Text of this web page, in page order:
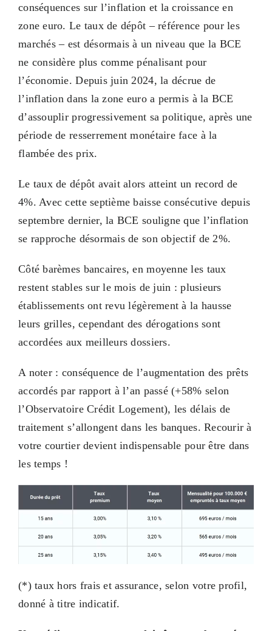
conséquences sur l’inflation et la croissance en
zone euro. Le taux de dépôt – référence pour les
marchés – est désormais à un niveau que la BCE
ne considère plus comme pénalisant pour
l’économie. Depuis juin 2024, la décrue de
l’inflation dans la zone euro a permis à la BCE
d’assouplir progressivement sa politique, après une
période de resserrement monétaire face à la
flambée des prix.
Le taux de dépôt avait alors atteint un record de
4%. Avec cette septième baisse consécutive depuis
septembre dernier, la BCE souligne que l’inflation
se rapproche désormais de son objectif de 2%.
Côté barèmes bancaires, en moyenne les taux
restent stables sur le mois de juin : plusieurs
établissements ont revu légèrement à la hausse
leurs grilles, cependant des dérogations sont
accordées aux meilleurs dossiers.
A noter : conséquence de l’augmentation des prêts
accordés par rapport à l’an passé (+58% selon
l’Observatoire Crédit Logement), les délais de
traitement s’allongent dans les banques. Recourir à
votre courtier devient indispensable pour être dans
les temps !
(*) taux hors frais et assurance, selon votre profil,
donné à titre indicatif.